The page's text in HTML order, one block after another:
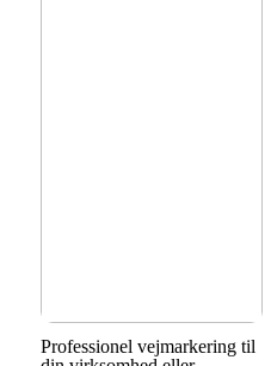
Professionel vejmarkering til